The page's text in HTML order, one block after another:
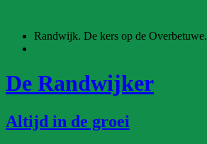
inhoud
Randwijk. De kers op de Overbetuwe.
De Randwijker
Altijd in de groei